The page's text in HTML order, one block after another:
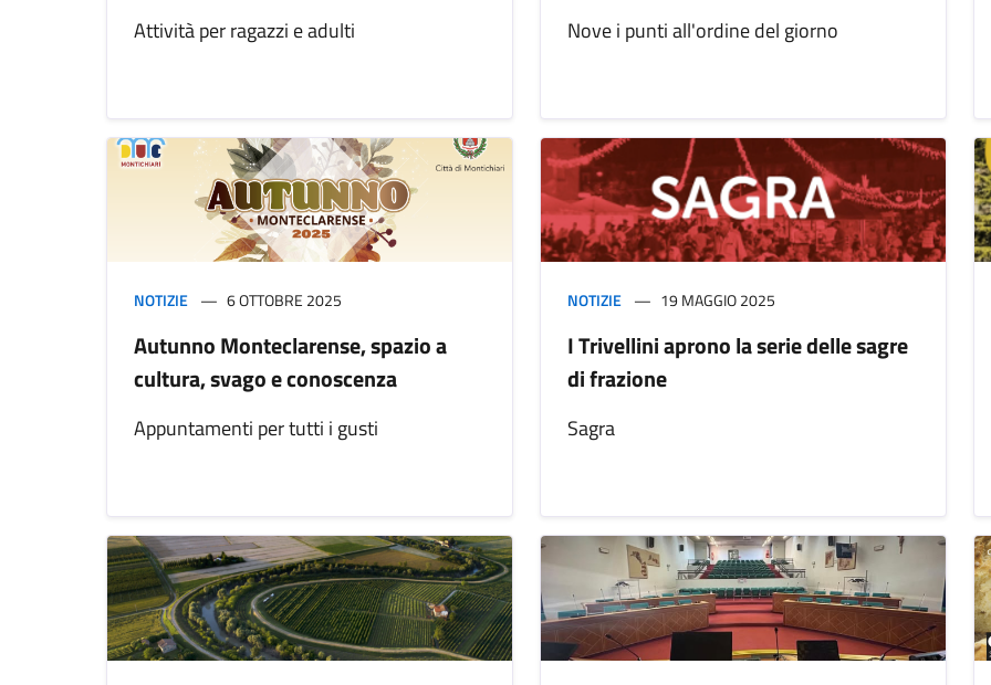
Attività per ragazzi e adulti Nove i punti all'ordine del giorno
NOTIZIE 6 OTTOBRE 2025
Autunno Monteclarense, spazio a
cultura, svago e conoscenza
Appuntamenti per tutti i gusti
NOTIZIE 19 MAGGIO 2025
I Trivellini aprono la serie delle sagre
di frazione
Sagra